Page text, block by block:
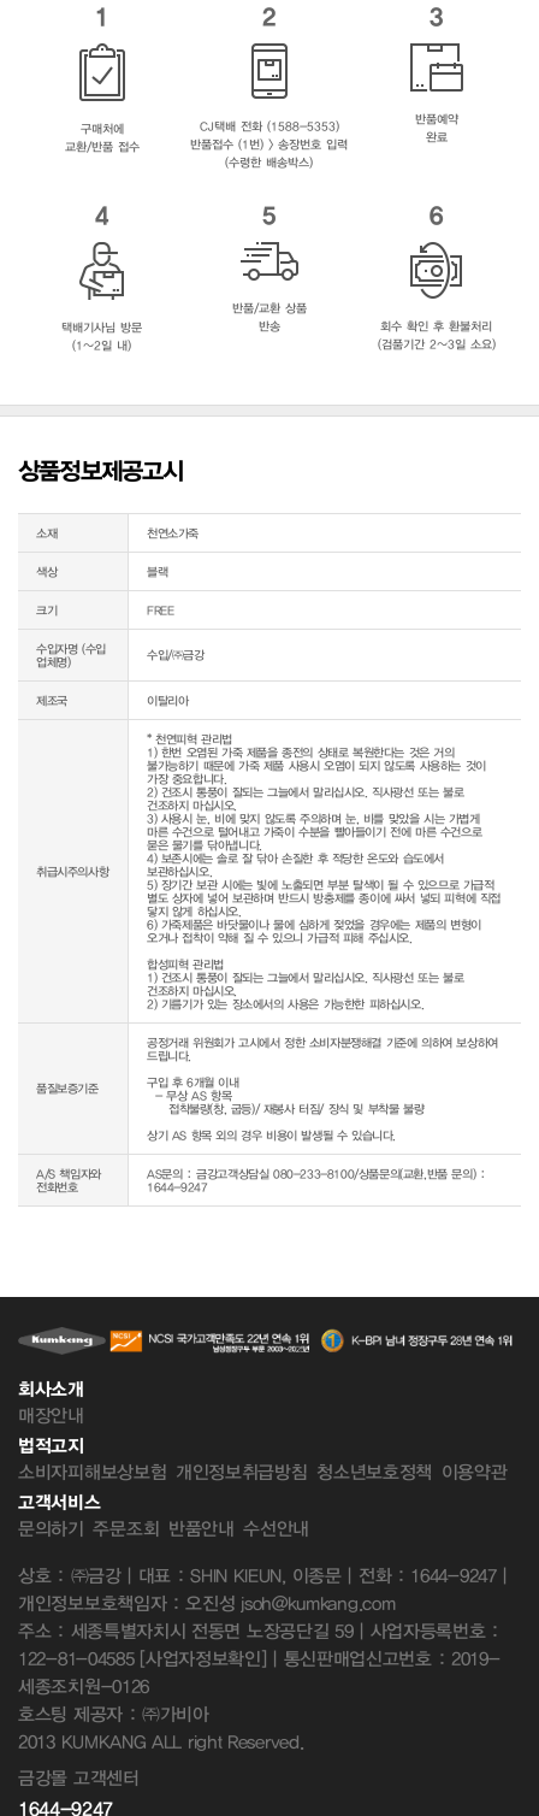
1
구매처에
교환/반품 접수
2
CJ택배 전화 (1588-5353)
반품접수 (1번) > 송장번호 입력
(수령한 배송박스)
3
반품예약
완료
4
택배기사님 방문
(1~2일 내)
5
반품/교환 상품
반송
6
회수 확인 후 환불처리
(검품기간 2~3일 소요)
상품정보제공고시
소재 천연소가죽
색상 블랙
크기 FREE
수입자명 (수입
업체명)
수입/㈜금강
제조국 이탈리아
취급시주의사항
* 천연피혁 관리법
1) 한번 오염된 가죽 제품을 종전의 상태로 복원한다는 것은 거의
불가능하기 때문에 가죽 제품 사용시 오염이 되지 않도록 사용하는 것이
가장 중요합니다.
2) 건조시 통풍이 잘되는 그늘에서 말리십시오. 직사광선 또는 불로
건조하지 마십시오.
3) 사용시 눈, 비에 맞지 않도록 주의하며 눈, 비를 맞았을 시는 가볍게
마른 수건으로 털어내고 가죽이 수분을 빨아들이기 전에 마른 수건으로
묻은 물기를 닦아냅니다.
4) 보존시에는 솔로 잘 닦아 손질한 후 적당한 온도와 습도에서
보관하십시오.
5) 장기간 보관 시에는 빛에 노출되면 부분 탈색이 될 수 있으므로 가급적
별도 상자에 넣어 보관하며 반드시 방충제를 종이에 싸서 넣되 피혁에 직접
닿지 않게 하십시오.
6) 가죽제품은 바닷물이나 물에 심하게 젖었을 경우에는 제품의 변형이
오거나 접착이 약해 질 수 있으니 가급적 피해 주십시오.
합성피혁 관리법
1) 건조시 통풍이 잘되는 그늘에서 말리십시오. 직사광선 또는 불로
건조하지 마십시오.
2) 기름기가 있는 장소에서의 사용은 가능한한 피하십시오.
품질보증기준
공정거래 위원회가 고시에서 정한 소비자분쟁해결 기준에 의하여 보상하여
드립니다.
구입 후 6개월 이내
  - 무상 AS 항목
상기 AS 항목 외의 경우 비용이 발생될 수 있습니다.
A/S 책임자와
전화번호
AS문의 : 금강고객상담실 080-233-8100/상품문의(교환,반품 문의) :
1644-9247
회사소개
매장안내
법적고지
소비자피해보상보험 개인정보취급방침 청소년보호정책 이용약관
고객서비스
문의하기 주문조회 반품안내 수선안내
상호 : ㈜금강 | 대표 : SHIN KIEUN, 이종문 | 전화 : 1644-9247 |
개인정보보호책임자 : 오진성 jsoh@kumkang.com
주소 : 세종특별자치시 전동면 노장공단길 59 | 사업자등록번호 :
122-81-04585 [사업자정보확인] | 통신판매업신고번호 : 2019-
세종조치원-0126
호스팅 제공자 : ㈜가비아
2013 KUMKANG ALL right Reserved.
금강몰 고객센터
1644-9247